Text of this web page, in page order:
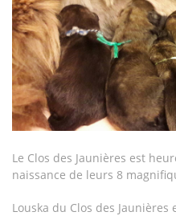
Le Clos des Jaunières est
naissance de leurs 8
Louska du Clos des Jaunières